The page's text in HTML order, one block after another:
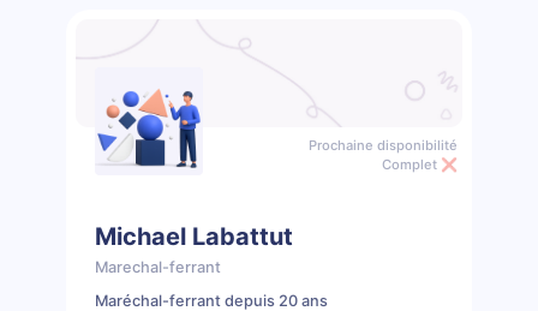
Prochaine disponibilité
Complet ❌
Michael Labattut
Marechal-ferrant
Maréchal-ferrant depuis 20 ans